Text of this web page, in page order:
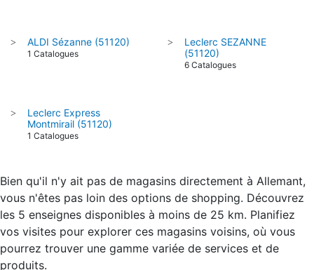
> ALDI Sézanne (51120)
1 Catalogues
>
Leclerc SEZANNE
(51120)
6 Catalogues
>
Leclerc Express
Montmirail (51120)
1 Catalogues
Bien qu'il n'y ait pas de magasins directement à Allemant,
vous n'êtes pas loin des options de shopping. Découvrez
les 5 enseignes disponibles à moins de 25 km. Planifiez
vos visites pour explorer ces magasins voisins, où vous
pourrez trouver une gamme variée de services et de
produits.